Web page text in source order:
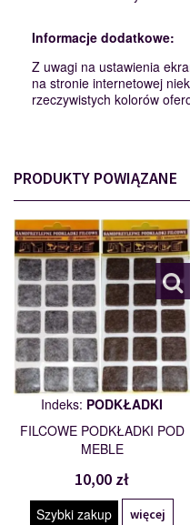
Informacje dodatkowe:
Z uwagi na ustawienia
na stronie internetowej
rzeczywistych kolorów
PRODUKTY POWIĄZANE
PODKŁADKI
110562
Indeks: PODKŁADKI
FILCOWE PODKŁADKI POD
MEBLE
10,00 zł
Szybki zakup więcej